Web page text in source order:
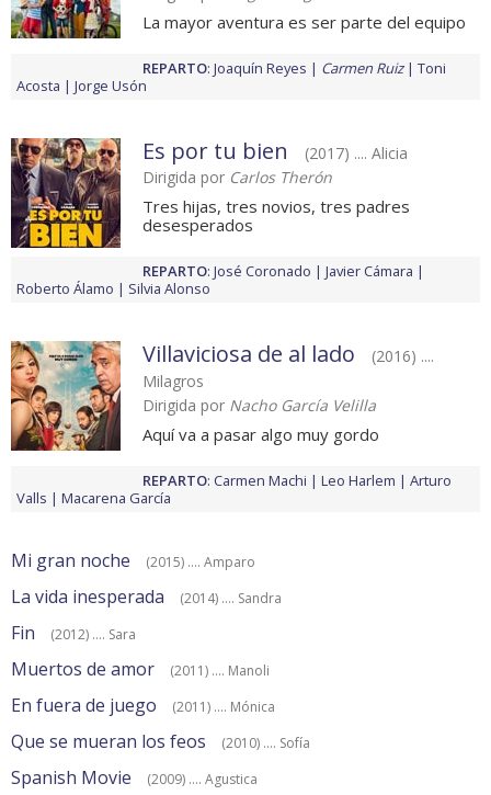
La mayor aventura es ser parte del equipo
REPARTO: Joaquín Reyes Carmen Ruiz
Toni
Acosta
Jorge Usón
Es por tu bien
(2017) .... Alicia
Dirigida por Carlos Therón
Tres hijas, tres novios, tres padres
desesperados
REPARTO: José Coronado
Javier Cámara
Roberto Álamo
Silvia Alonso
Villaviciosa de al lado
(2016) ....
Milagros
Dirigida por Nacho García Velilla
Aquí va a pasar algo muy gordo
REPARTO: Carmen Machi Leo Harlem
Arturo
Valls
Macarena García
Mi gran noche (2015) .... Amparo
La vida inesperada (2014) .... Sandra
Fin (2012) .... Sara
Muertos de amor (2011) .... Manoli
En fuera de juego (2011) .... Mónica
Que se mueran los feos (2010) .... Sofía
Spanish Movie (2009) .... Agustica